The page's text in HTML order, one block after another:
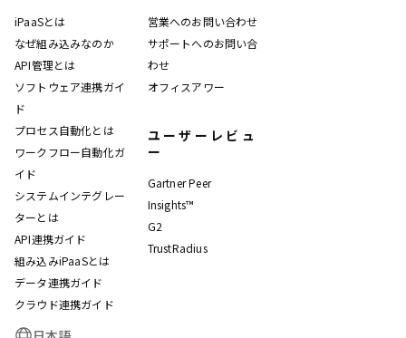
iPaaSとは
なぜ組み込みなのか
API管理とは
ソフトウェア連携ガイ
ド
プロセス自動化とは
ワークフロー自動化ガ
イド
システムインテグレー
ターとは
API連携ガイド
組み込みiPaaSとは
データ連携ガイド
クラウド連携ガイド
営業へのお問い合わせ
サポートへのお問い合
わせ
オフィスアワー
ユーザーレビュ
ー
Gartner Peer
Insights™
G2
TrustRadius